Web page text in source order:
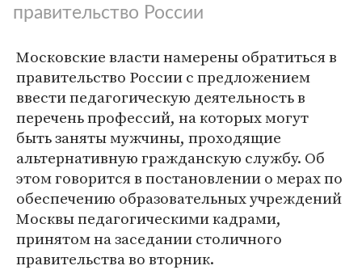
правительство России
Московские власти намерены обратиться в
правительство России с предложением
ввести педагогическую деятельность в
перечень профессий, на которых могут
быть заняты мужчины, проходящие
альтернативную гражданскую службу. Об
этом говорится в постановлении о мерах по
обеспечению образовательных учреждений
Москвы педагогическими кадрами,
принятом на заседании столичного
правительства во вторник.